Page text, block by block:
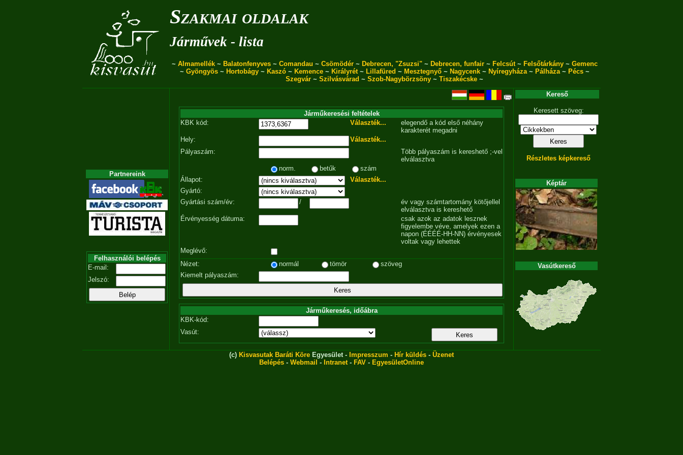
Szakmai oldalak
Járművek - lista
~ Almamellék~ Balatonfenyves~ Comandau ~ Csömödér~ Debrecen, "Zsuzsi"~ Debrecen, funfair~ Felcsút~ Felsőtárkány~ Gemenc
~ Gyöngyös~ Hortobágy~ Kaszó~ Kemence~ Királyrét~ Lillafüred ~ Mesztegnyő~ Nagycenk~ Nyíregyháza~ Pálháza~ Pécs~
Szegvár ~ Szilvásvárad ~ Szob-Nagybörzsöny ~ Tiszakécske ~
Partnereink
Felhasználói belépés
E-mail:
Jelszó:
Járműkeresési feltételek
KBK kód:
Választék...
elegendő a kód első néhány
karakterét megadni
Hely:
Választék...
Pályaszám:
Több pályaszám is kereshető ;-vel
elválasztva
norm.
betűk
szám
Állapot:
Választék...
Gyártó:
Gyártási szám/év:
/
év vagy számtartomány kötőjellel
elválasztva is kereshető
Érvényesség dátuma:
csak azok az adatok lesznek
figyelembe véve, amelyek ezen a
napon (ÉÉÉÉ-HH-NN) érvényesek
voltak vagy lehettek
Meglévő:
Nézet:
normál tömör
szöveg
Kiemelt pályaszám:
Járműkeresés, időábra
KBK-kód:
Vasút:
Kereső
Keresett szöveg:
Részletes képkereső
Képtár
Vasútkereső
(c) Kisvasutak Baráti Köre Egyesület - Impresszum - Hír küldés - Üzenet
Belépés - Webmail - Intranet- FAV - EgyesületOnline